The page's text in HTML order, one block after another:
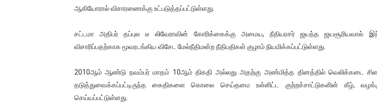
சிறுமியை பாலியல் வன்கொடுமை செய்த முதியவருக்கு வழங்கப்பட்ட தண்டனை
பிரபல நடிகை தூக்கிட்டு தற்கொலை!
வடிவேலுவுக்கு நீதிமன்றம் விதித்துள்ள அதிரடி உத்தரவு!
தியாகதீபம் லெப்.கேணல் திலீபன், கேணல் சங்கர் ஆகியோரின் நினைவெழுச்சி நாள்
ஐ.நா முன்றலில் சீரற்ற காலநிலையிலும் தமிழின அழிப்பிற்கு நீதி கேட்டு
ஆகியோரால் விசாரணைக்கு உட்படுத்தப்பட்டுள்ளது.
சட்டமா அதிபர் தப்புல டீ லிவேராவின் கோரிக்கைக்கு அமைய, நீதியரசர் ஜயந்த ஜயசூரியவால்
விசாரிப்பதற்காக மூவரடங்கிய விசேட மேல்நீதிமன்ற நீதிபதிகள் குழாம் நியமிக்கப்பட்டுள்ளது.
2010ஆம் ஆண்டு நவம்பர் மாதம் 10ஆம் திகதி அல்லது அதற்கு அண்மித்த தினத்தில் வெலிக்கடை
தடுத்துவைக்கப்பட்டிருந்த கைதிகளை கொலை செய்தமை உள்ளிட்ட குற்றச்சாட்டுகளின் கீழ்,
செய்யப்பட்டுள்ளது.